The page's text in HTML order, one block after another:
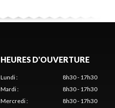
HEURES D'OUVERTURE
Lundi:
8h30 - 17h30
Mardi:
8h30 - 17h30
Mercredi:
8h30 - 17h30